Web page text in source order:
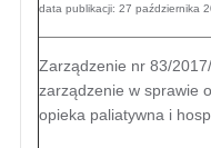
data publikacji: 27 października
Zarządzenie nr 83/
zarządzenie w sprawie
opieka paliatywna i